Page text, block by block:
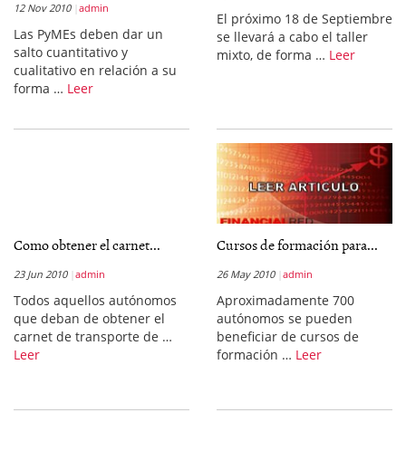
12 Nov 2010 admin
Las PyMEs deben dar un
salto cuantitativo y
cualitativo en relación a su
forma … Leer
El próximo 18 de Septiembre
se llevará a cabo el taller
mixto, de forma … Leer
Como obtener el carnet...
23 Jun 2010 admin
Todos aquellos autónomos
que deban de obtener el
carnet de transporte de …
Leer
Cursos de formación para...
26 May 2010 admin
Aproximadamente 700
autónomos se pueden
beneficiar de cursos de
formación … Leer